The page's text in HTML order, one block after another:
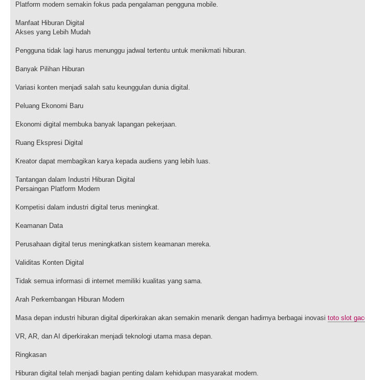
Platform modern semakin fokus pada pengalaman pengguna mobile.
Manfaat Hiburan Digital
Akses yang Lebih Mudah
Pengguna tidak lagi harus menunggu jadwal tertentu untuk menikmati hiburan.
Banyak Pilihan Hiburan
Variasi konten menjadi salah satu keunggulan dunia digital.
Peluang Ekonomi Baru
Ekonomi digital membuka banyak lapangan pekerjaan.
Ruang Ekspresi Digital
Kreator dapat membagikan karya kepada audiens yang lebih luas.
Tantangan dalam Industri Hiburan Digital
Persaingan Platform Modern
Kompetisi dalam industri digital terus meningkat.
Keamanan Data
Perusahaan digital terus meningkatkan sistem keamanan mereka.
Validitas Konten Digital
Tidak semua informasi di internet memiliki kualitas yang sama.
Arah Perkembangan Hiburan Modern
Masa depan industri hiburan digital diperkirakan akan semakin menarik dengan hadirnya berbagai inovasi toto slot
VR, AR, dan AI diperkirakan menjadi teknologi utama masa depan.
Ringkasan
Hiburan digital telah menjadi bagian penting dalam kehidupan masyarakat modern.